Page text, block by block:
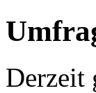
Derzeit